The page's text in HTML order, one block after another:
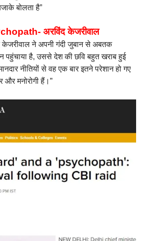
बोलता है”
अरविंद केजरीवाल
केजरीवाल ने अपनी गंदी जुबान से अबतक
पहुंचाया है, उससे देश की छवि बहुत खराब हुई
नीतियों से वह एक बार इतने परेशान हो गए
और मनोरोगी हैं।”